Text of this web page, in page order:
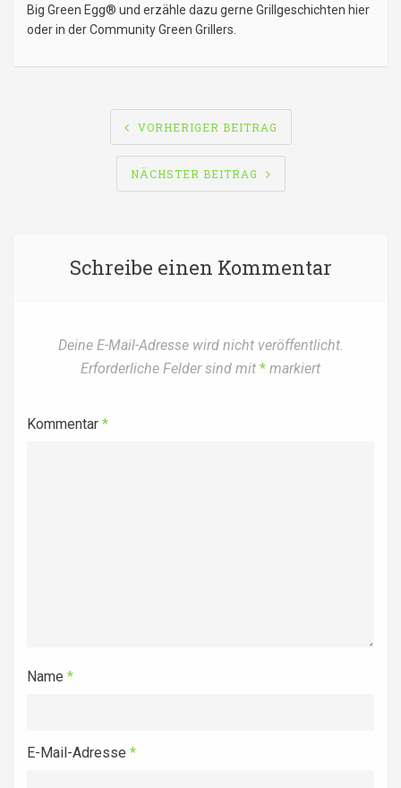
Big Green Egg® und erzähle dazu gerne Grillgeschichten hier
oder in der Community Green Grillers.
BEITRAGSNAVIGATION
VORHERIGER BEITRAG
NÄCHSTER BEITRAG
Schreibe einen Kommentar
Deine E-Mail-Adresse wird nicht veröffentlicht.
Erforderliche Felder sind mit * markiert
Kommentar *
Name *
E-Mail-Adresse *